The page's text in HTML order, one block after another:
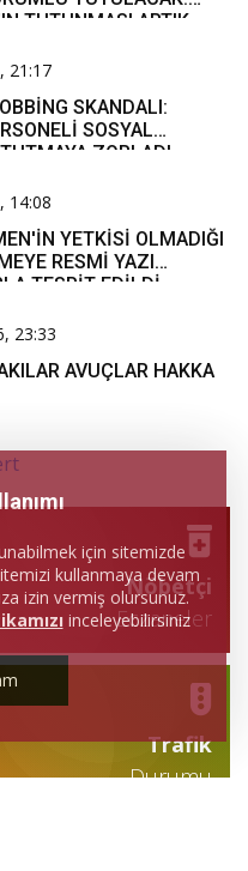
TUTUNMASI ARTIK
21:17
SKANDALI:
SOSYAL
ZORLADI
14:08
YETKİSİ OLMADIĞI
RESMİ YAZI
TESPİT EDİLDİ
23:33
AVUÇLAR HAKKA
Nöbetçi
Eczaneler
Trafik
Durumu
için sitemizde
kullanmaya devam
izin vermiş olursunuz.
inceleyebilirsiniz